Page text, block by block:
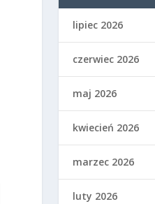
lipiec 2026
czerwiec 2026
maj 2026
kwiecień 2026
marzec 2026
luty 2026